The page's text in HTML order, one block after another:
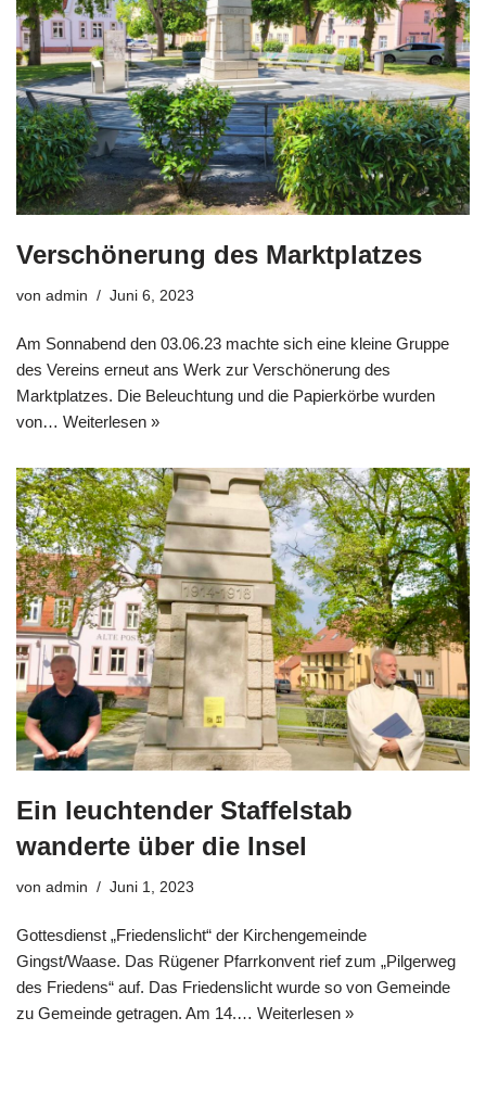
Verschönerung des Marktplatzes
von admin Juni 6, 2023
Am Sonnabend den 03.06.23 machte sich eine kleine Gruppe
des Vereins erneut ans Werk zur Verschönerung des
Marktplatzes. Die Beleuchtung und die Papierkörbe wurden
von… Weiterlesen »
Ein leuchtender Staffelstab
wanderte über die Insel
von admin Juni 1, 2023
Gottesdienst „Friedenslicht“ der Kirchengemeinde
Gingst/Waase. Das Rügener Pfarrkonvent rief zum „Pilgerweg
des Friedens“ auf. Das Friedenslicht wurde so von Gemeinde
zu Gemeinde getragen. Am 14.… Weiterlesen »